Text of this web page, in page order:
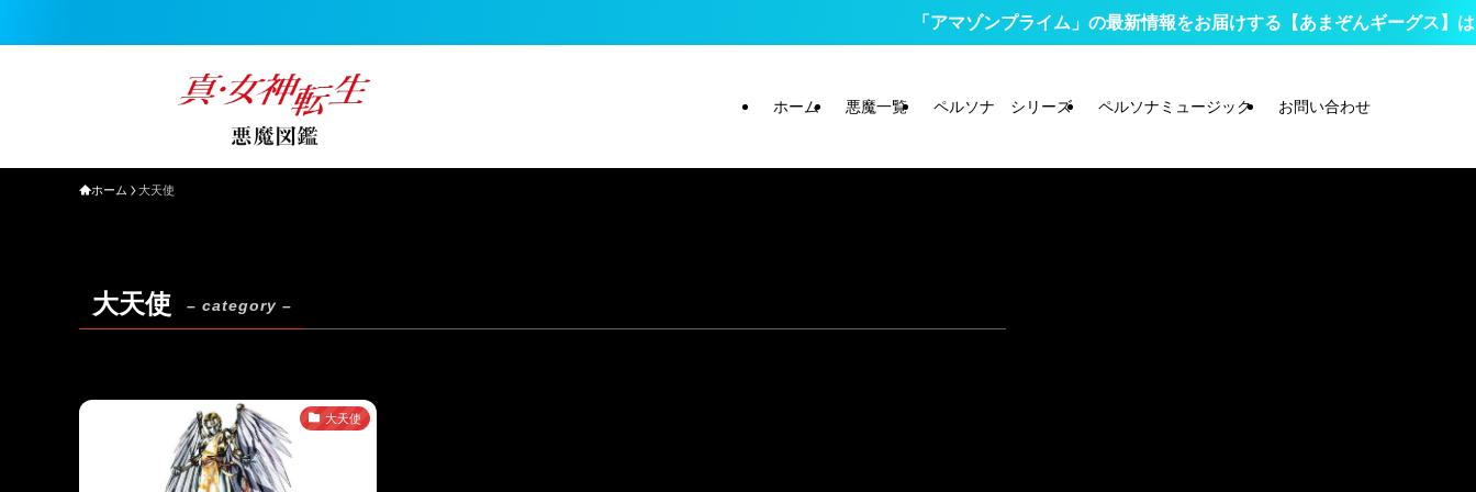
「アマゾンプライム」の最新情報をお届けする【あまぞんギーグス】は
ホーム 悪魔一覧 ペルソナ シリーズ ペルソナミュージック お問い合わせ
ホーム 大天使
大天使 – category –
大天使